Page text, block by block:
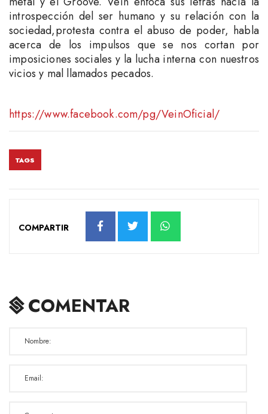
introspección del ser humano y su relación con la
sociedad,protesta contra el abuso de poder, habla
acerca de los impulsos que se nos cortan por
imposiciones sociales y la lucha interna con nuestros
vicios y mal llamados pecados.
https://www.facebook.com/pg/VeinOficial/
TAGS
COMPARTIR
COMENTAR